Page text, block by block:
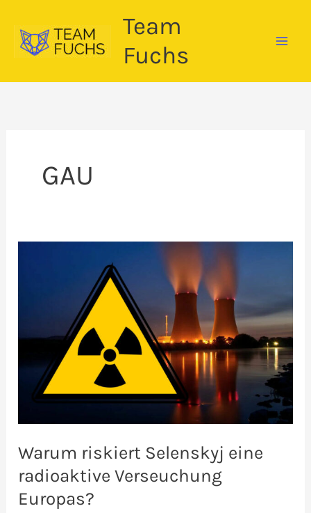
Inhalt
springen
Team
Fuchs
GAU
Warum riskiert Selenskyj eine
radioaktive Verseuchung
Europas?